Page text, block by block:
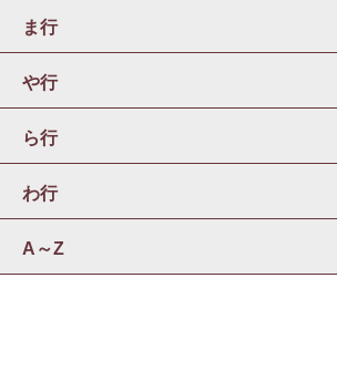
ま行
や行
ら行
わ行
A～Z